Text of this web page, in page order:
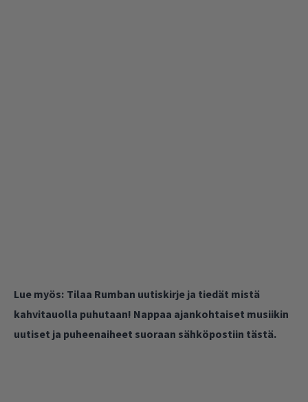
Lue myös: Tilaa Rumban uutiskirje ja tiedät mistä
kahvitauolla puhutaan! Nappaa ajankohtaiset musiikin
uutiset ja puheenaiheet suoraan sähköpostiin tästä.